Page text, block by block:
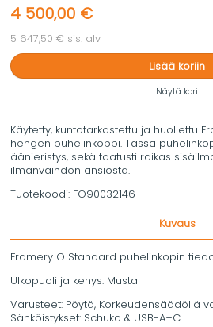
4 500,00 €
5 647,50 € sis. alv
Lisää koriin
Näytä kori
Käytetty, kuntotarkastettu ja huollettu
hengen puhelinkoppi. Tässä
äänieristys, sekä taatusti raikas
ilmanvaihdon ansiosta.
Tuotekoodi: FO90032146
Kuvaus
Framery O Standard puhelinkopin
Ulkopuoli ja kehys: Musta
Varusteet: Pöytä, Korkeudensäädöllä
Sähköistykset: Schuko & USB-A+C